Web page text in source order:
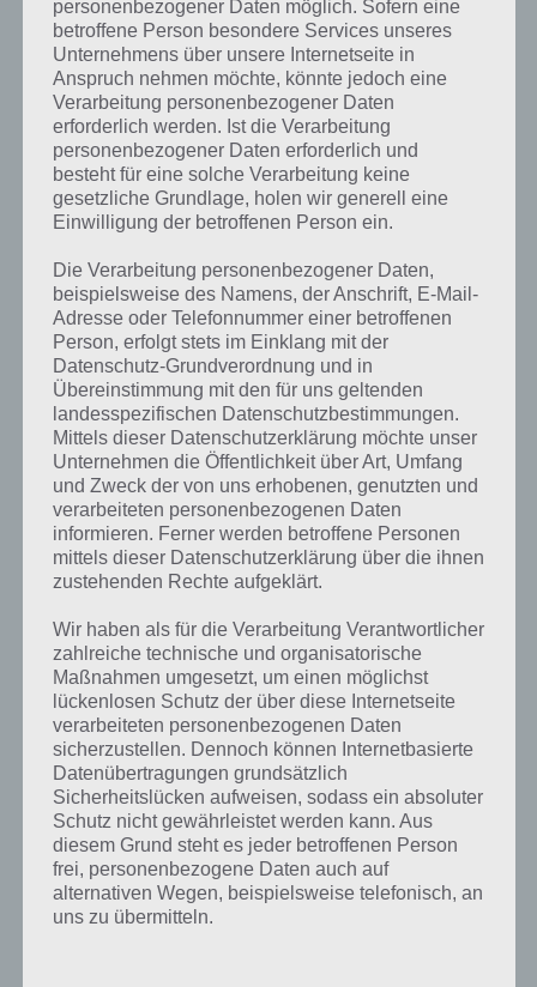
Komplettlösung zur App! Dort
kannst du mit der Suche
schnell die Antworten und
Lösungen der über 300 Level
finden!
Münzen einsetzt. Da diese jedoch begrenzt sind, hast du hier stets
die Möglichkeit alle Antworten zu finden!
Die obige Lösung stimmt leider nicht mehr?
Wenn die Lösung, die wir dir oben vorgestellt haben, nicht mehr
aktuell sein sollte oder ein Wort in der Lösung von 94 Prozent fehlt,
so teile uns die korrekten Lösungen einfach in den Kommentaren
mit. Nur so können wir stets die aktuellen Antworten auf die
zahlreichen Fragen und Sachverhalte in der App geben. Da die
Entwickler die Lösungen immer mal wieder verändern.
Darum geht es bei 94%
Was ist 94%? In der App 94% musst du auf Basis eines Bildes oder
einer Aussage die Antworten herausfinden, die von anderen Spielern
am häufigsten genannt worden sind. Nur so kannst du das nächste
Level freischalten. Zusammenaddiert ergeben alle Antworten 94
Prozent, wovon die App ihren Namen hat. Entsprechend ist 94
Prozent ein Wort und Rätsel-Spiel. Bereits über 10 Millionen mal
wurde die App mittlerweile heruntergeladen und gehört mit zu den
erfolgreichsten Spiele Apps in diesem Genre im Google Play Store
und iTunes App Store.
personenbezogener Daten möglich. Sofern eine
betroffene Person besondere Services unseres
Unternehmens über unsere Internetseite in
Anspruch nehmen möchte, könnte jedoch eine
Verarbeitung personenbezogener Daten
erforderlich werden. Ist die Verarbeitung
personenbezogener Daten erforderlich und
besteht für eine solche Verarbeitung keine
gesetzliche Grundlage, holen wir generell eine
Einwilligung der betroffenen Person ein.
Die Verarbeitung personenbezogener Daten,
beispielsweise des Namens, der Anschrift, E-Mail-
Adresse oder Telefonnummer einer betroffenen
Person, erfolgt stets im Einklang mit der
Datenschutz-Grundverordnung und in
Übereinstimmung mit den für uns geltenden
landesspezifischen Datenschutzbestimmungen.
Mittels dieser Datenschutzerklärung möchte unser
Unternehmen die Öffentlichkeit über Art, Umfang
und Zweck der von uns erhobenen, genutzten und
verarbeiteten personenbezogenen Daten
informieren. Ferner werden betroffene Personen
mittels dieser Datenschutzerklärung über die ihnen
zustehenden Rechte aufgeklärt.
Wir haben als für die Verarbeitung Verantwortlicher
zahlreiche technische und organisatorische
Maßnahmen umgesetzt, um einen möglichst
lückenlosen Schutz der über diese Internetseite
verarbeiteten personenbezogenen Daten
sicherzustellen. Dennoch können Internetbasierte
Datenübertragungen grundsätzlich
Sicherheitslücken aufweisen, sodass ein absoluter
Schutz nicht gewährleistet werden kann. Aus
diesem Grund steht es jeder betroffenen Person
frei, personenbezogene Daten auch auf
alternativen Wegen, beispielsweise telefonisch, an
uns zu übermitteln.